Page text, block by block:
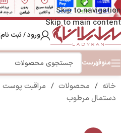
Skip to navigation
Skip to main content
ورود / ثبت نام
منوفهرست
خانه / محصولات / مراقبت پوست
دستمال مرطوب